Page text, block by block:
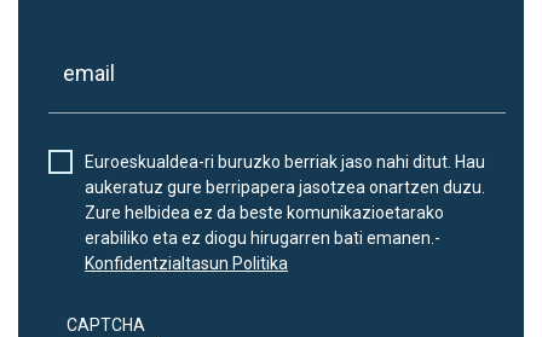
Euroeskualdea-ri buruzko berriak jaso nahi ditut. Hau
aukeratuz gure berripapera jasotzea onartzen duzu.
Zure helbidea ez da beste komunikazioetarako
erabiliko eta ez diogu hirugarren bati emanen.-
Konfidentzialtasun Politika
CAPTCHA